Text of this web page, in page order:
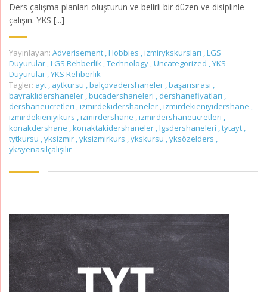
Ders çalışma planları oluşturun ve belirli bir düzen ve disiplinle
çalışın. YKS [...]
Yayınlayan: Adverisement ,Hobbies ,izmirykskursları ,LGS
Duyurular ,LGS Rehberlik ,Technology ,Uncategorized ,YKS
Duyurular ,YKS Rehberlik
Tagler: ayt , aytkursu ,balçovadershaneler ,başarısırası ,
bayraklıdershaneler ,bucadershaneleri , dershanefiyatları ,
dershaneücretleri ,izmirdekidershaneler ,izmirdekieniyidershane ,
izmirdekieniyikurs ,izmirdershane ,izmirdershaneücretleri ,
konakdershane ,konaktakidershaneler ,lgsdershaneleri ,tytayt ,
tytkursu ,yksizmir ,yksizmirkurs ,ykskursu ,yksözelders ,
yksyenasılçalışılır